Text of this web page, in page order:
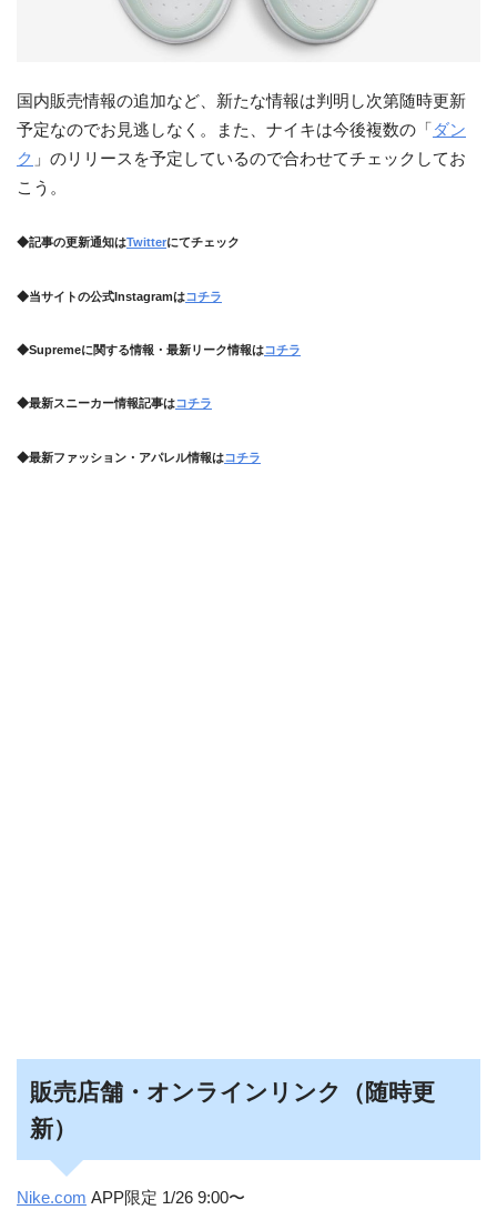
国内販売情報の追加など、新たな情報は判明し次第随時更新
予定なのでお見逃しなく。また、ナイキは今後複数の「 ダン
ク 」のリリースを予定しているので合わせてチェックしてお
こう。
◆記事の更新通知はTwitterにてチェック
◆当サイトの公式Instagramはコチラ
◆Supremeに関する情報・最新リーク情報はコチラ
◆最新スニーカー情報記事はコチラ
◆最新ファッション・アパレル情報はコチラ
販売店舗・オンラインリンク（随時更
新）
Nike.com APP限定 1/26 9:00〜